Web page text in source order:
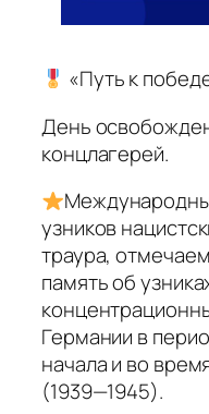
«Путь к
День
концлагерей.
узников
траура,
память об
Германии в
начала и во
(1939—1945).